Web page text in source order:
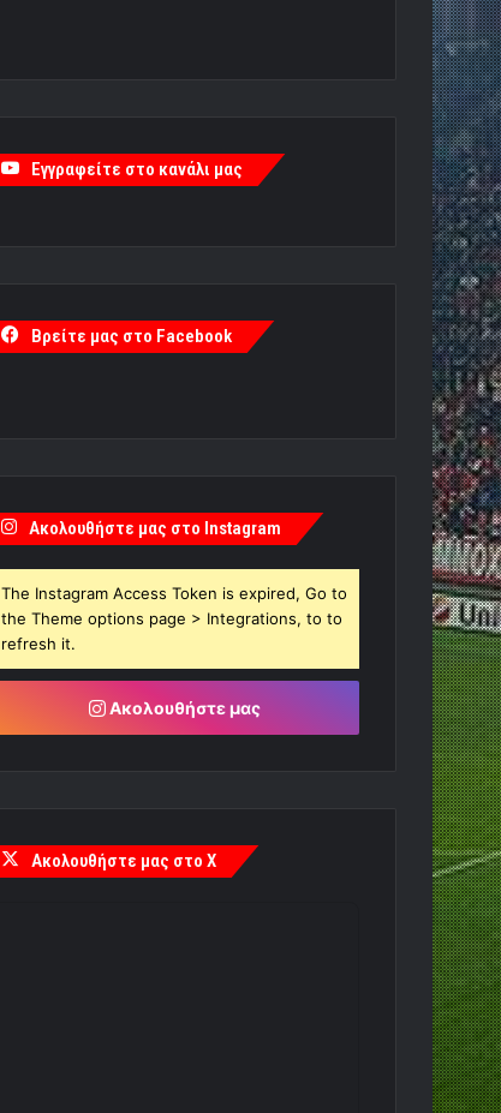
Εγγραφείτε στο κανάλι μας
Βρείτε μας στο Facebook
Ακολουθήστε μας στο Instagram
The Instagram Access Token is expired, Go to
the Theme options page > Integrations, to to
refresh it.
Ακολουθήστε μας
Ακολουθήστε μας στο X